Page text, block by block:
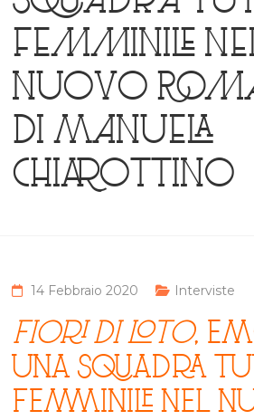
femminile
nuovo
di Manuela
Chiarottino
14 Febbraio 2020 Interviste
FIORI DI LOTO,
UNA SQUADRA
FEMMINILE NEL